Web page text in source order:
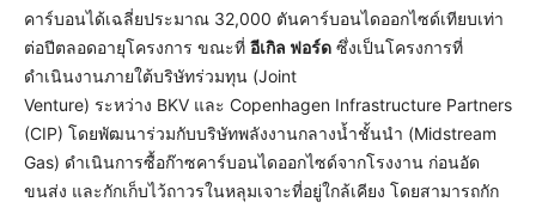
คาร์บอนได้เฉลี่ยประมาณ 32,000 ตันคาร์บอนไดออกไซด์เทียบเท่า
ต่อปีตลอดอายุโครงการ ขณะที่ อีเกิล ฟอร์ด ซึ่งเป็นโครงการที่
ดำเนินงานภายใต้บริษัทร่วมทุน (Joint
Venture) ระหว่าง BKV และ Copenhagen Infrastructure Partners
(CIP) โดยพัฒนาร่วมกับบริษัทพลังงานกลางน้ำชั้นนำ (Midstream
Gas) ดำเนินการซื้อก๊าซคาร์บอนไดออกไซด์จากโรงงาน ก่อนอัด
ขนส่ง และกักเก็บไว้ถาวรในหลุมเจาะที่อยู่ใกล้เคียง โดยสามารถกัก